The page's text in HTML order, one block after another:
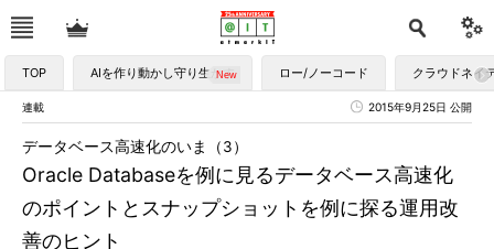
TOP AIを作り動かし守り生かす ロー/ノーコード クラウドネイ
連載 2015年9月25日 公開
Oracle Databaseを例に見るデータベース高速化
のポイントとスナップショットを例に探る運用改
善のヒント
データベース高速化のいま（3）